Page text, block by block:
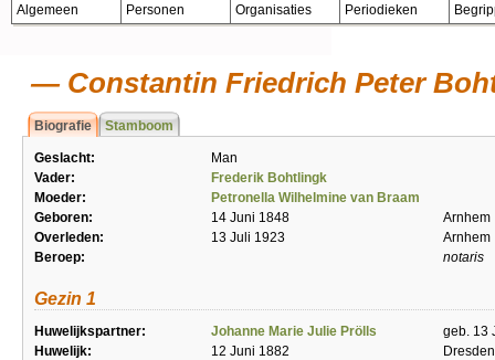
Algemeen Personen Organisaties Periodieken
Constantin Friedrich Peter
Biografie Stamboom
Geslacht:
Man
Vader:
Frederik Bohtlingk
Moeder:
Petronella Wilhelmine van Braam
Geboren:
14 Juni 1848
Arnhem
Overleden:
13 Juli 1923
Arnhem
Beroep:
notaris
Gezin 1
Huwelijkspartner: Johanne Marie Julie Prölls
geb. 13
Huwelijk:
12 Juni 1882
Dresden